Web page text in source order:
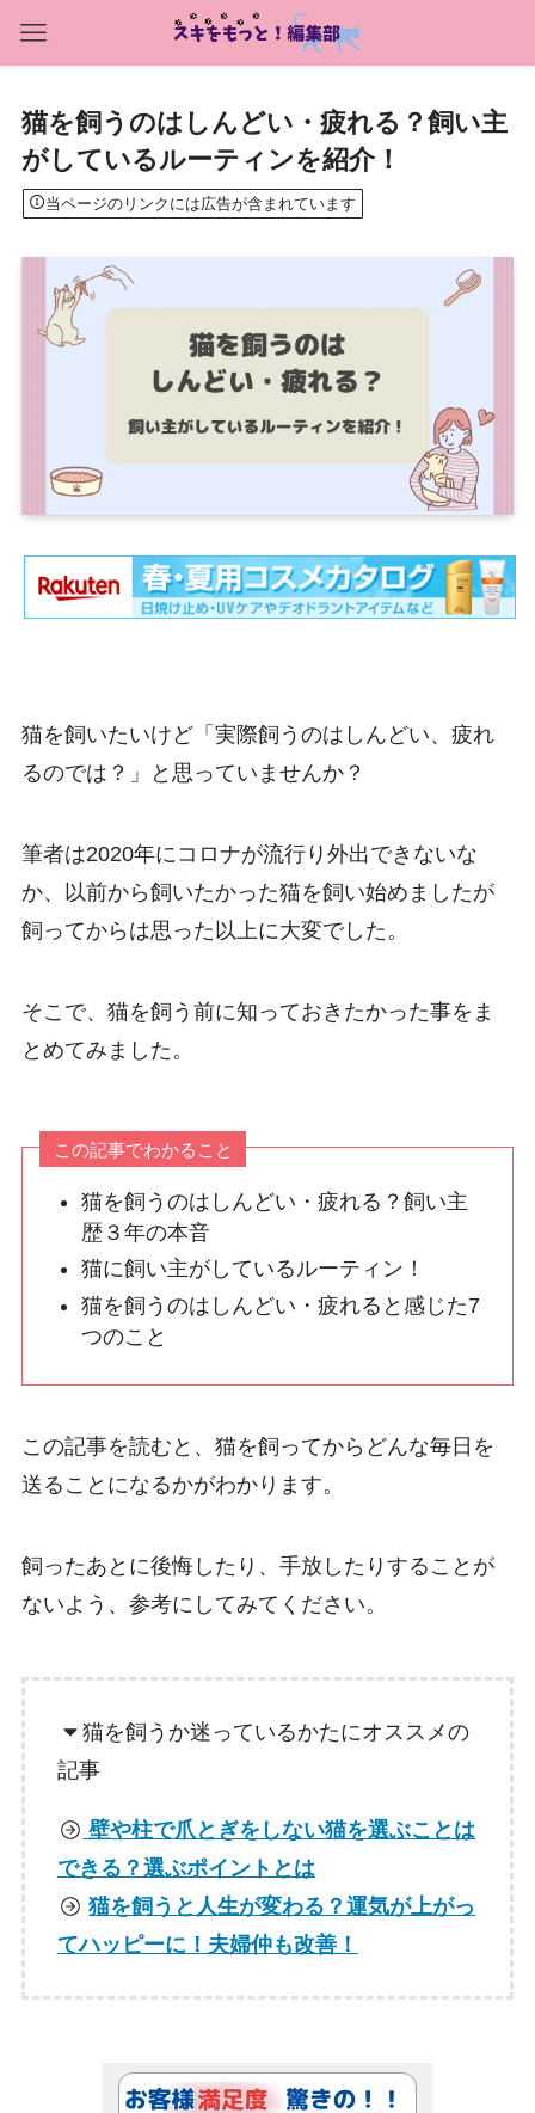
猫を飼うのはしんどい・疲れる？飼い主
がしているルーティンを紹介！
当ページのリンクには広告が含まれています
猫を飼いたいけど「実際飼うのはしんどい、疲れ
るのでは？」と思っていませんか？
筆者は2020年にコロナが流行り外出できないな
か、以前から飼いたかった猫を飼い始めましたが
飼ってからは思った以上に大変でした。
そこで、猫を飼う前に知っておきたかった事をま
とめてみました。
この記事でわかること
猫を飼うのはしんどい・疲れる？飼い主
歴３年の本音
猫に飼い主がしているルーティン！
猫を飼うのはしんどい・疲れると感じた7
つのこと
この記事を読むと、猫を飼ってからどんな毎日を
送ることになるかがわかります。
飼ったあとに後悔したり、手放したりすることが
ないよう、参考にしてみてください。
猫を飼うか迷っているかたにオススメの
記事
壁や柱で爪とぎをしない猫を選ぶことは
できる？選ぶポイントとは
猫を飼うと人生が変わる？運気が上がっ
てハッピーに！夫婦仲も改善！